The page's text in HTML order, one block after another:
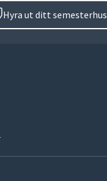
Hyra ut ditt semesterhus